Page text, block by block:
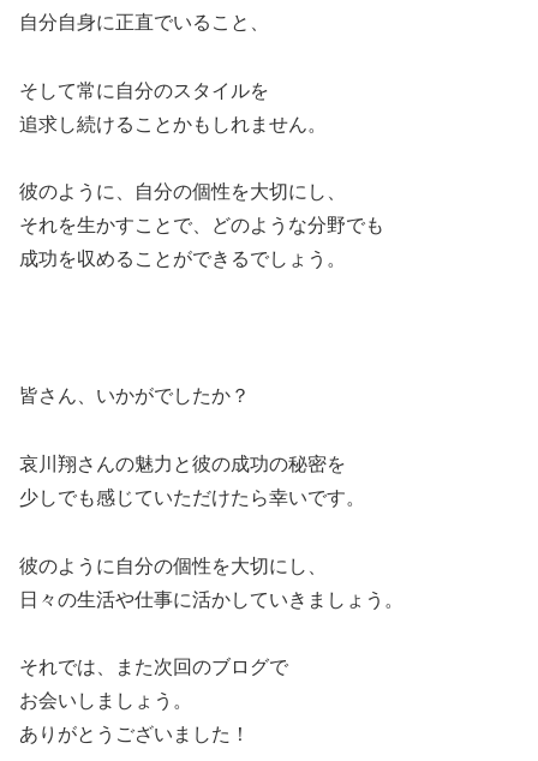
自分自身に正直でいること、
そして常に自分のスタイルを
追求し続けることかもしれません。
彼のように、自分の個性を大切にし、
それを生かすことで、どのような分野でも
成功を収めることができるでしょう。
皆さん、いかがでしたか？
哀川翔さんの魅力と彼の成功の秘密を
少しでも感じていただけたら幸いです。
彼のように自分の個性を大切にし、
日々の生活や仕事に活かしていきましょう。
それでは、また次回のブログで
お会いしましょう。
ありがとうございました！